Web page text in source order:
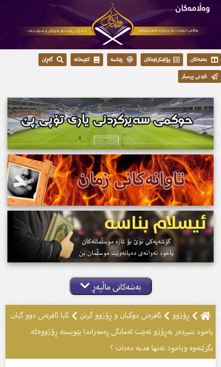
بەشەکان پۆلێنکراوەکان پێناسە کتێبخانە
گەڕان
ناردنی پرسیار
بەشەکانی ماڵپەڕ
ڕۆژوو ئافرەتى دوگیان و ڕۆژوو گرتن
ئایا ئافرەتی دوو گیان
یاخود شیردەر بەڕۆژو نەبێت لەمانگی ڕەمەزاندا پێویستە ڕۆژووەکە
بگرێتەوە ویاخود تەنها فدیە دەدات ؟